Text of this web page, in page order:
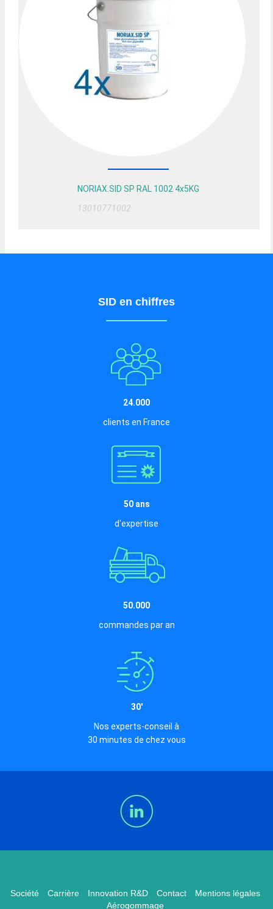
NORIAX.SID SP RAL 1002 4x5KG
13010771002
SID en chiffres
24.000
clients en France
50 ans
d'expertise
50.000
commandes par an
30'
Nos experts-conseil à
30 minutes de chez vous
Société Carrière Innovation R&D Contact
Mentions légales
Aérogommage